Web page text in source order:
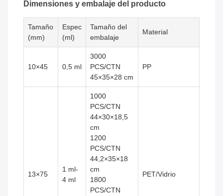
Dimensiones y embalaje del producto
Tamaño
(mm)
Espec
(ml)
Tamaño del
embalaje
Material
10×45 0,5 ml
3000
PCS/CTN
45×35×28 cm
PP
13×75
1 ml-
4 ml
1000
PCS/CTN
44×30×18,5
cm
1200
PCS/CTN
44,2×35×18
cm
1800
PCS/CTN
PET/Vidrio